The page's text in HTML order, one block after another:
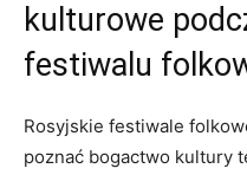
kulturowe
festiwalu​
Rosyjskie festiwale
poznać⁢ bogactwo​ kultury